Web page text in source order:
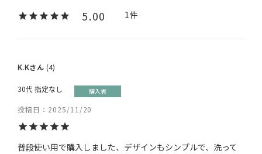
5.00 1
K.K 4
購入者
30代 指定なし
投稿日 2025/11/20
普段使い用で購入しました、デザインもシンプルで、洗って